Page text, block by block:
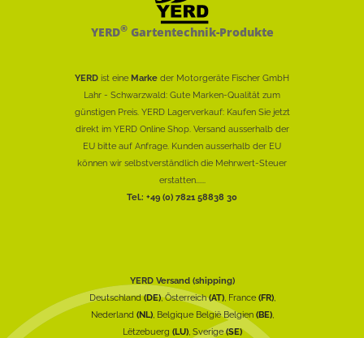
YERD®Gartentechnik-Produkte
YERD ist eine Marke der Motorgeräte Fischer GmbH
Lahr - Schwarzwald: Gute Marken-Qualität zum
günstigen Preis. YERD Lagerverkauf: Kaufen Sie jetzt
direkt im YERD Online Shop. Versand ausserhalb der
EU bitte auf Anfrage. Kunden ausserhalb der EU
können wir selbstverständlich die Mehrwert-Steuer
erstatten......
Tel.: +49 (0) 7821 58838 30
YERD Versand (shipping)
Deutschland(DE), Österreich(AT), France (FR),
Nederland (NL), Belgique België Belgien (BE),
Lëtzebuerg (LU), Sverige(SE)